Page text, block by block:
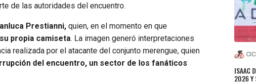
de las autoridades del encuentro.
Prestianni, quien, en el momento en que
propia camiseta. La imagen generó interpretaciones
realizada por el atacante del conjunto merengue, quien
del encuentro, un sector de los fanáticos
ISAAC
2026 Y